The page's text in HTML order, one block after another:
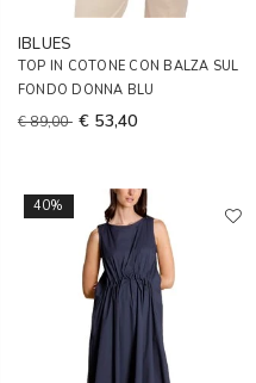
IBLUES
TOP IN COTONE CON BALZA SUL
FONDO DONNA BLU
€ 89,00 € 53,40
40%